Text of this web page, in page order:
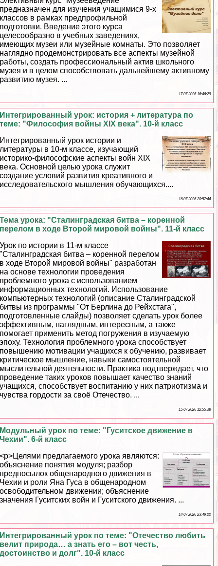
предназначен для изучения учащимися 9-х
классов в рамках предпрофильной
подготовки. Введение этого курса
целесообразно в учебных заведениях,
имеющих музеи или музейные комнаты. Это позволяет
наглядно продемонстрировать все аспекты музейной
работы, создать профессиональный актив школьного
музея и в целом способствовать дальнейшему активному
развитию музея. ...
17 07 2026 16:46:29
Интегрированный урок: история + литература по
теме: "Философия войны XIX века". 10-й класс
Интегрированный урок истории и
литературы в 10-м классе, изучающий
историко-философские аспекты войн XIX
века. Основной целью урока служит
создание условий развития креативного и
исследовательского мышления обучающихся....
16 07 2026 20:57:44
Тема урока: "Сталинградская битва – коренной
перелом в ходе Второй мировой войны". 11-й класс
Урок по истории в 11-м классе
"Сталинградская битва – коренной перелом
в ходе Второй мировой войны" разработан
на основе технологии проведения
проблемного урока с использованием
информационных технологий. Использование
компьютерных технологий (описание Сталинградской
битвы из программы "От Берлина до Рейхстага",
подготовленные слайды) позволяет сделать урок более
эффективным, наглядным, интересным, а также
помогает применить метод погружения в изучаемую
эпоху. Технология проблемного урока способствует
повышению мотивации учащихся к обучению, развивает
критическое мышление, навыки самостоятельной
мыслительной деятельности. Пpaктика подтверждает, что
проведение таких уроков повышает качество знаний
учащихся, способствует воспитанию у них патриотизма и
чувства гордости за своё Отечество. ...
15 07 2026 12:55:38
Модульный урок по теме: "Гуситское движение в
Чехии". 6-й класс
<p>Целями предлагаемого урока являются:
объяснение понятия модуля; разбор
предпосылок общенародного движения в
Чехии и роли Яна Гуса в общенародном
освободительном движении; объяснение
значения Гуситских войн и Гуситского движения. ...
14 07 2026 23:49:22
Интегрированный урок по теме: "Отечество любить
велит природа… а знать его – вот честь,
достоинство и долг". 10-й класс